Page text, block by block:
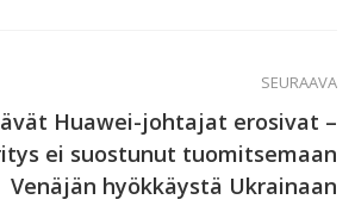
SEURAAVA
Huawei-johtajat erosivat –
ei suostunut tuomitsemaan
Venäjän hyökkäystä Ukrainaan